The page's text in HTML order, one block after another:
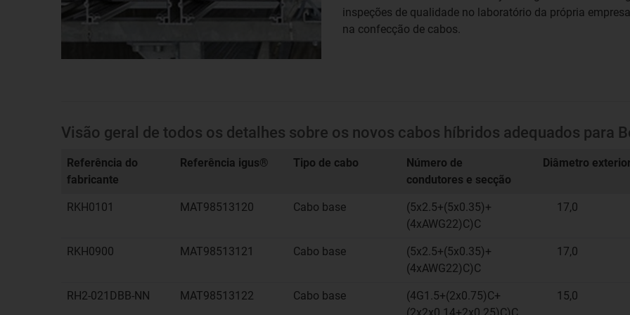
inspeções de qualidade no laboratório da própria
na confecção de cabos.
Visão geral de todos os detalhes sobre os novos cabos híbridos adequados para
Referência do
fabricante
Referência igus® Tipo de cabo
Número de
condutores e secção
Diâmetro
RKH0101 MAT98513120 Cabo base
(5x2.5+(5x0.35)+
(4xAWG22)C)C
17,0
RKH0900 MAT98513121 Cabo base
(5x2.5+(5x0.35)+
(4xAWG22)C)C
17,0
RH2-021DBB-NN MAT98513122 Cabo base
(4G1.5+(2x0.75)C+
15,0